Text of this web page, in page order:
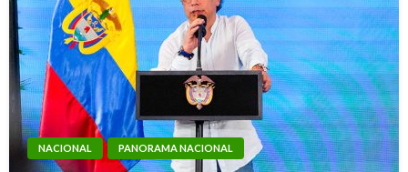
NACIONAL PANORAMA NACIONAL